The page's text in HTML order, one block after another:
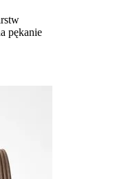
pękanie